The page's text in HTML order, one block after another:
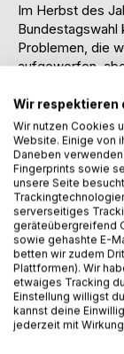
Im Herbst des
Bundestagswahl
Problemen, die
aufgeworfen,
Dieses Buch
Bereichen
Welthandel und
Weltmacht,
Bezug auf ihre
die zu
Dies wird
die
Regierung, wie
wurden.
Wir respektieren
Wir nutzen Cookies
Website. Einige von
Daneben
Fingerprints sowie
unsere Seite
serverseitiges
geräteübergreifend
sowie gehashte E-
betten wir zudem
Plattformen). Wir
etwaiges Tracking
Einstellung willigst
kannst deine
jederzeit mit